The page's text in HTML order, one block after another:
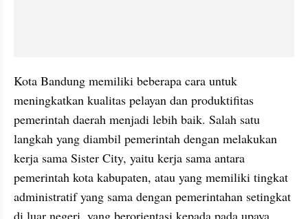
Kota Bandung memiliki beberapa cara untuk
meningkatkan kualitas pelayan dan produktifitas
pemerintah daerah menjadi lebih baik. Salah satu
langkah yang diambil pemerintah dengan melakukan
kerja sama Sister City, yaitu kerja sama antara
pemerintah kota kabupaten, atau yang memiliki tingkat
administratif yang sama dengan pemerintahan setingkat
di luar negeri, yang berorientasi kepada pada upaya